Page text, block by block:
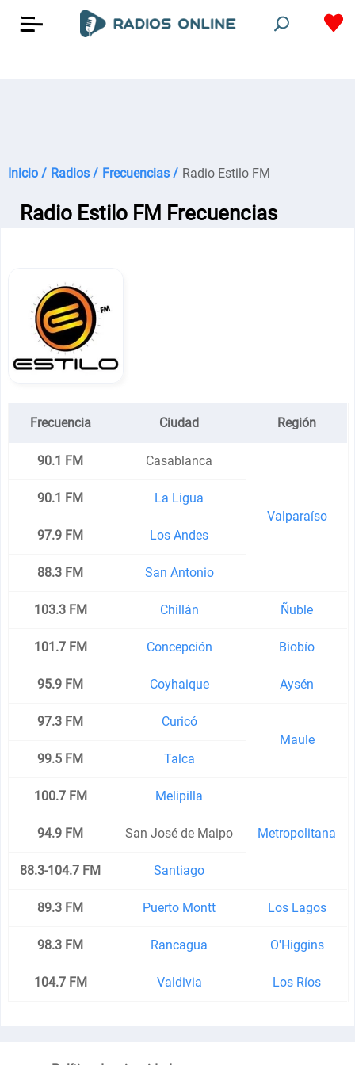
Inicio / Radios / Frecuencias / Radio Estilo FM
Radio Estilo FM Frecuencias
Frecuencia Ciudad Región
90.1 FM Casablanca
Valparaíso
90.1 FM La Ligua
97.9 FM Los Andes
88.3 FM San Antonio
103.3 FM Chillán Ñuble
101.7 FM Concepción Biobío
95.9 FM Coyhaique Aysén
97.3 FM
Curicó
Maule
99.5 FM
Talca
100.7 FM Melipilla
Metropolitana
94.9 FM San José de Maipo
88.3-104.7 FM Santiago
89.3 FM Puerto Montt Los Lagos
98.3 FM Rancagua O'Higgins
104.7 FM Valdivia Los Ríos